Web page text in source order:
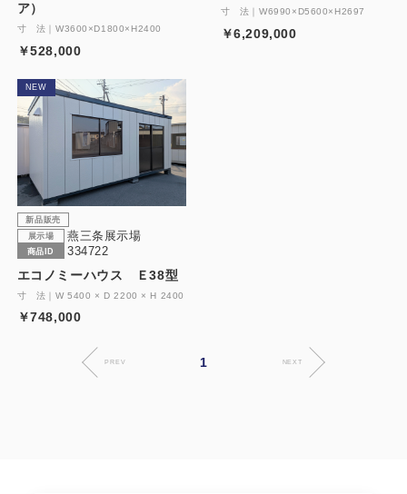
ア）
寸 法｜W3600×D1800×H2400
￥528,000
寸 法｜W6990×D5600×H2697
￥6,209,000
NEW
新品販売
展示場
燕三条展示場
商品ID 334722
エコノミーハウス Ｅ38型
寸 法｜W 5400 × D 2200 × H 2400
￥748,000
PREV 1 NEXT